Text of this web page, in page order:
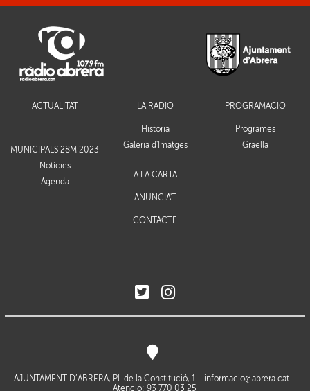
ACTUALITAT
MUNICIPALS 28M 2023
Notícies
Agenda
LA RÀDIO
Història
Galeria d'Imatges
PROGRAMACIÓ
Programes
Graella
A LA CARTA
ANUNCIA'T
CONTACTE
AJUNTAMENT D’ABRERA, Pl. de la Constitució, 1 - informacio@abrera.cat -
Atenció: 93 770 03 25